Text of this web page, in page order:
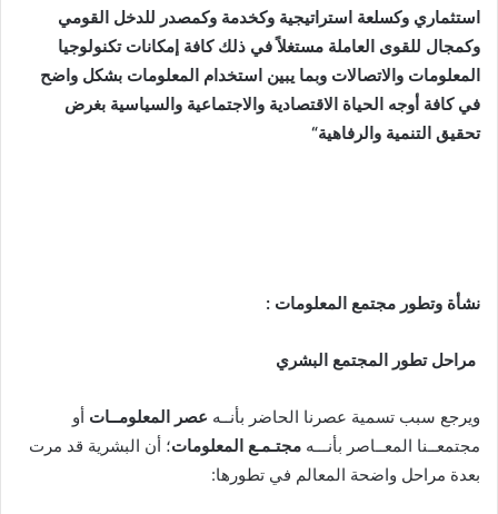
استثماري وكسلعة استراتيجية وكخدمة وكمصدر للدخل القومي
وكمجال للقوى العاملة مستغلاً في ذلك كافة إمكانات تكنولوجيا
المعلومات والاتصالات وبما يبين استخدام المعلومات بشكل واضح
في كافة أوجه الحياة الاقتصادية والاجتماعية والسياسية بغرض
تحقيق التنمية والرفاهية“
نشأة وتطور مجتمع المعلومات :
مراحل تطور المجتمع البشري
ويرجع سبب تسمية عصرنا الحاضر بأنــه عصر المعلومــات أو
مجتمعــنا المعــاصر بأنـــه مجتـمـع المعلومات؛ أن البشرية قد مرت
بعدة مراحل واضحة المعالم في تطورها: